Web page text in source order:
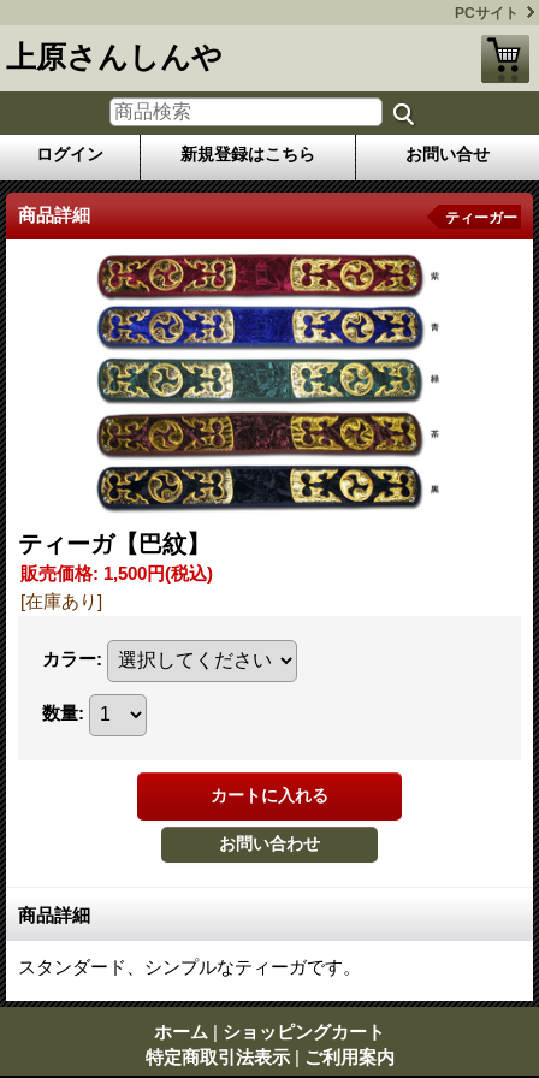
PCサイト
上原さんしんや
ログイン 新規登録はこちら お問い合せ
商品詳細 ティーガー
ティーガ【巴紋】
販売価格: 1,500円(税込)
[在庫あり]
カラー:
数量:
商品詳細
スタンダード、シンプルなティーガです。
ホーム | ショッピングカート
特定商取引法表示 | ご利用案内